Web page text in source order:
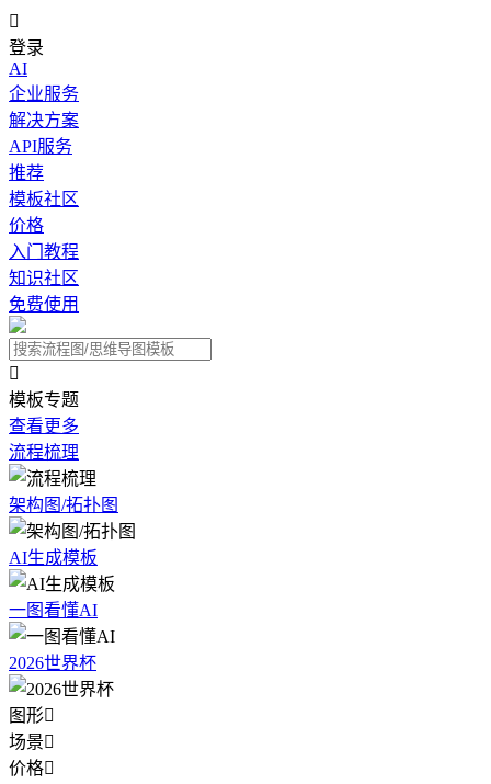

登录
AI
企业服务
解决方案
API服务
推荐
模板社区
价格
入门教程
知识社区
免费使用

模板专题
查看更多
流程梳理
架构图/拓扑图
AI生成模板
一图看懂AI
2026世界杯
图形
场景
价格